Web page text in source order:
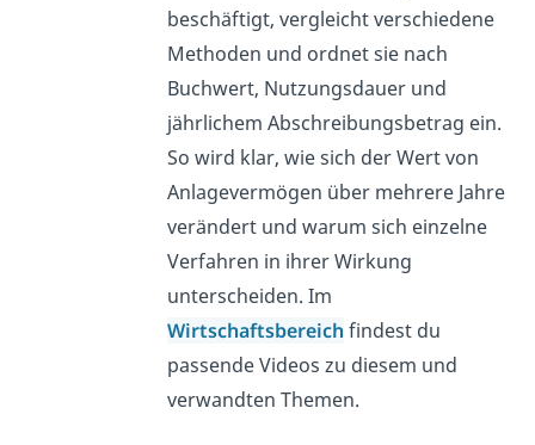
beschäftigt, vergleicht verschiedene
Methoden und ordnet sie nach
Buchwert, Nutzungsdauer und
jährlichem Abschreibungsbetrag ein.
So wird klar, wie sich der Wert von
Anlagevermögen über mehrere Jahre
verändert und warum sich einzelne
Verfahren in ihrer Wirkung
unterscheiden. Im
Wirtschaftsbereich findest du
passende Videos zu diesem und
verwandten Themen.